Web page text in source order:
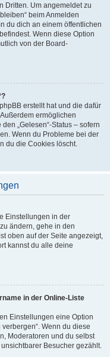
Dritten. Um angemeldet zu
beim Anmelden
du dich an einem öffentlichen
Wenn diese Option
von der Board-
erstellt hat und die dafür
ermöglichen
„Gelesen“-Status – sofern
Wenn du Probleme bei der
du die Cookies löscht.
Einstellungen in der
ändern, gehe in den
oben auf der Seite angezeigt,
kannst du alle deine
in der Online-Liste
Einstellungen eine Option
Wenn du diese
Moderatoren und du selbst
Besucher gezählt.